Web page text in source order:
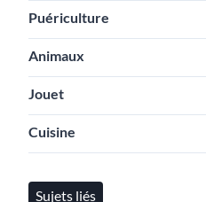
Puériculture
Animaux
Jouet
Cuisine
Sujets liés